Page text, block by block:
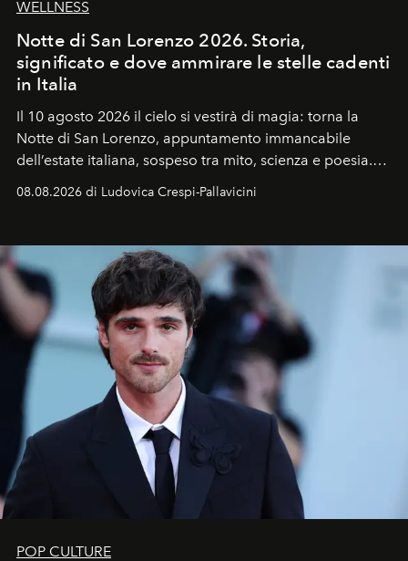
WELLNESS
Notte di San Lorenzo 2026. Storia,
significato e dove ammirare le stelle cadenti
in Italia
Il 10 agosto 2026 il cielo si vestirà di magia: torna la
Notte di San Lorenzo, appuntamento immancabile
dell’estate italiana, sospeso tra mito, scienza e poesia.
celeste per seguire il passaggio delle
all’universo i desideri più segreti
08.08.2026 di Ludovica Crespi-Pallavicini
POP CULTURE